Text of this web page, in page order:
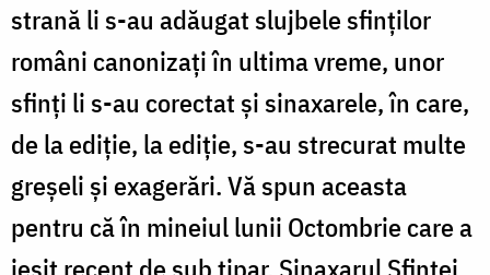
strană li s-au adăugat slujbele sfinților
români canonizați în ultima vreme, unor
sfinți li s-au corectat și sinaxarele, în care,
de la ediție, la ediție, s-au strecurat multe
greșeli și exagerări. Vă spun aceasta
pentru că în mineiul lunii Octombrie care a